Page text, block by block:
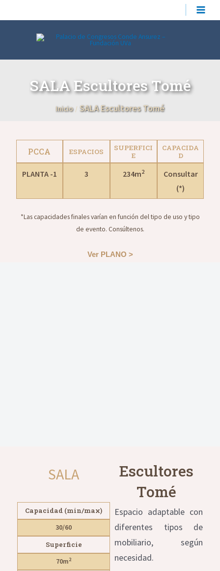
MAIN
SALA Escultores Tomé
Inicio SALA Escultores Tomé
PCCA ESPACIOS
SUPERFICI
E
CAPACIDA
D
PLANTA -1 3 234m2
Consultar
(*)
*Las capacidades finales varían en función del tipo de uso y tipo
de evento. Consúltenos.
Ver PLANO >
SALA
Escultores
Tomé
Capacidad (min/max)
30/60
Superficie
70m2
Espacio adaptable con
diferentes tipos de
mobiliario, según
necesidad.